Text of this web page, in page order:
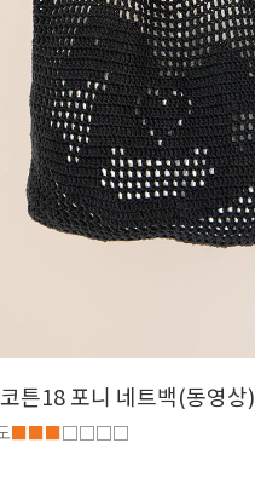
튼18 포니 네트백(동영상)
■■■□□□□